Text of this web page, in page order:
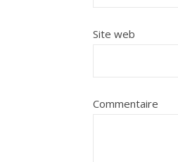
Site web
Commentaire